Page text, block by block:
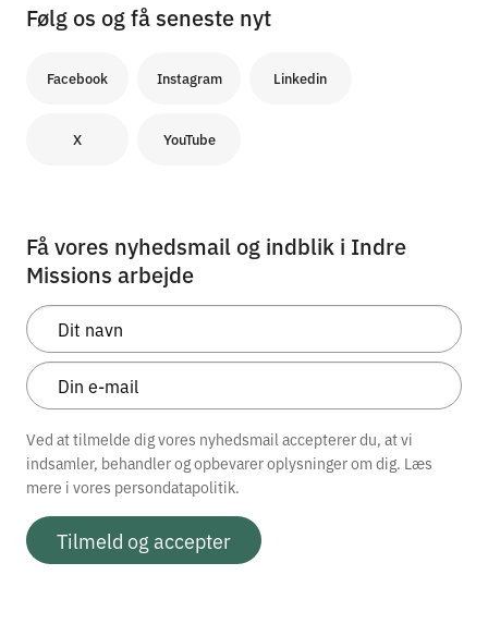
Følg os og få seneste nyt
Facebook Instagram Linkedin
X YouTube
Få vores nyhedsmail og indblik i Indre
Missions arbejde
Ved at tilmelde dig vores nyhedsmail accepterer du, at vi
indsamler, behandler og opbevarer oplysninger om dig. Læs
mere i vores persondatapolitik.
Tilmeld og accepter